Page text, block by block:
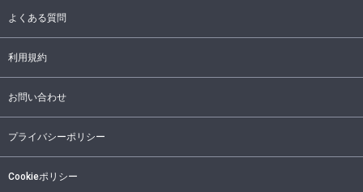
よくある質問
利用規約
お問い合わせ
プライバシーポリシー
Cookieポリシー